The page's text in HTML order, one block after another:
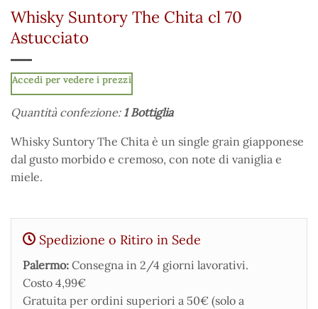
Whisky Suntory The Chita cl 70
Astucciato
Accedi per vedere i prezzi
Quantità confezione: 1 Bottiglia
Whisky Suntory The Chita è un single grain giapponese
dal gusto morbido e cremoso, con note di vaniglia e
miele.
Spedizione o Ritiro in Sede
Palermo: Consegna in 2/4 giorni lavorativi.
Costo 4,99€
Gratuita per ordini superiori a 50€ (solo a